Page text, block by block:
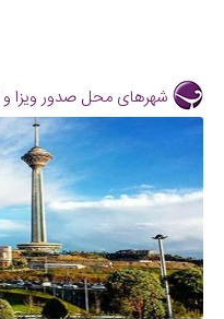
شهرهای محل صدور ویزا و